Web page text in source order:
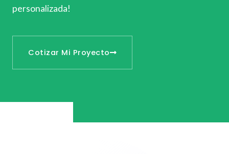
personalizada!
Cotizar Mi Proyecto